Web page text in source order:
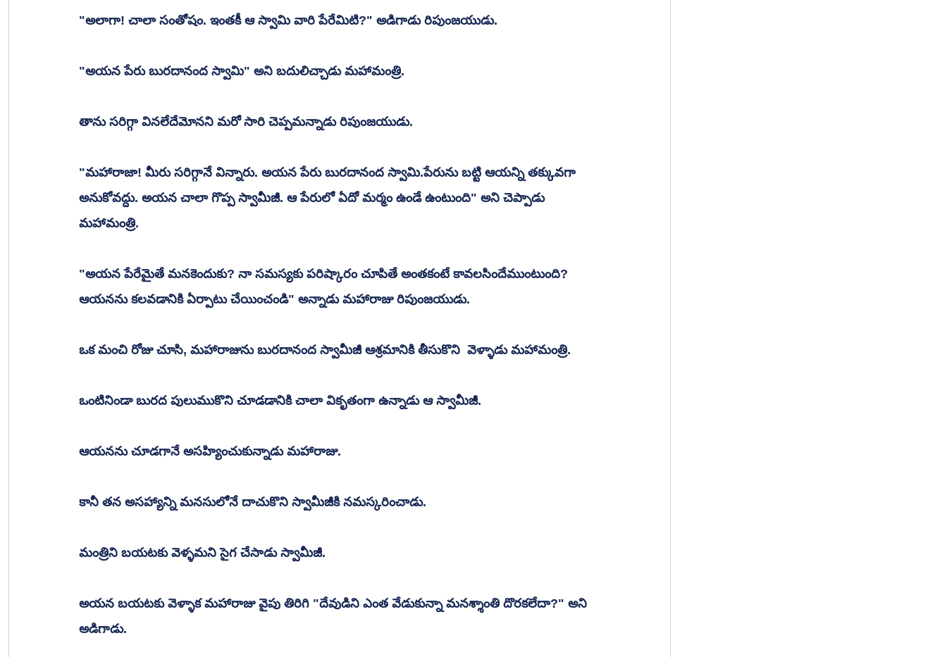
"అలాగా! చాలా సంతోషం. ఇంతకీ ఆ స్వామి వారి పేరేమిటి?" అడిగాడు రిపుంజయుడు.
"అయన పేరు బురదానంద స్వామి" అని బదులిచ్చాడు మహామంత్రి.
తాను సరిగ్గా వినలేదేమోనని మరో సారి చెప్పమన్నాడు రిపుంజయుడు.
"మహారాజా! మీరు సరిగ్గానే విన్నారు. అయన పేరు బురదానంద స్వామి.పేరును బట్టి ఆయన్ని తక్కువగా
అనుకోవద్దు. అయన చాలా గొప్ప స్వామీజీ. ఆ పేరులో ఏదో మర్మం ఉండే ఉంటుంది" అని చెప్పాడు
మహామంత్రి.
"అయన పేరేమైతే మనకెందుకు? నా సమస్యకు పరిష్కారం చూపితే అంతకంటే కావలసిందేముంటుంది?
ఆయనను కలవడానికి ఏర్పాటు చేయించండి" అన్నాడు మహారాజు రిపుంజయుడు.
ఒక మంచి రోజు చూసి, మహారాజును బురదానంద స్వామీజీ ఆశ్రమానికి తీసుకొని  వెళ్ళాడు మహామంత్రి.
ఒంటినిండా బురద పులుముకొని చూడడానికి చాలా వికృతంగా ఉన్నాడు ఆ స్వామీజీ.
ఆయనను చూడగానే అసహ్యించుకున్నాడు మహారాజు.
కానీ తన అసహ్యాన్ని మనసులోనే దాచుకొని స్వామీజీకి నమస్కరించాడు.
మంత్రిని బయటకు వెళ్ళమని సైగ చేసాడు స్వామీజీ.
అయన బయటకు వెళ్ళాక మహారాజు వైపు తిరిగి "దేవుడిని ఎంత వేడుకున్నా మనశ్శాంతి దొరకలేదా?" అని
అడిగాడు.